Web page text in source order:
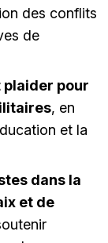
des conflits
de
plaider pour
, en
et la
dans la
et de